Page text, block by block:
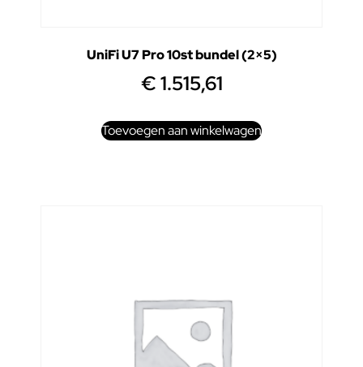
UniFi U7 Pro 10st bundel (2×5)
€1.515,61
Toevoegen aan winkelwagen